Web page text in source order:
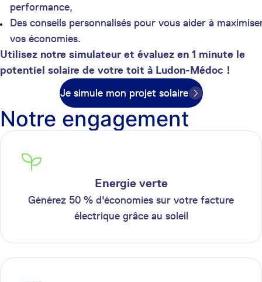
performance,
Des conseils personnalisés pour vous aider à
vos économies.
Utilisez notre simulateur et évaluez en 1 minute le
potentiel solaire de votre toit à Ludon-Médoc !
Je simule mon projet solaire
Notre engagement
Energie verte
Générez 50 % d'économies sur votre facture
électrique grâce au soleil